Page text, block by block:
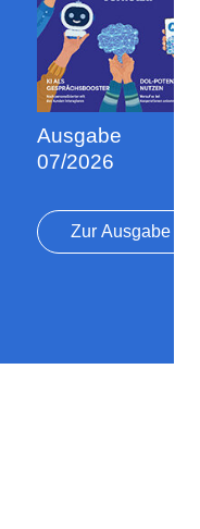
Ausgabe
07/2026
Zur Ausgabe